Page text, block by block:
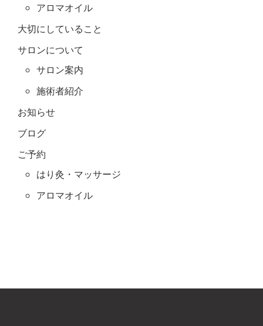
アロマオイル
大切にしていること
サロンについて
サロン案内
施術者紹介
お知らせ
ブログ
ご予約
はり灸・マッサージ
アロマオイル